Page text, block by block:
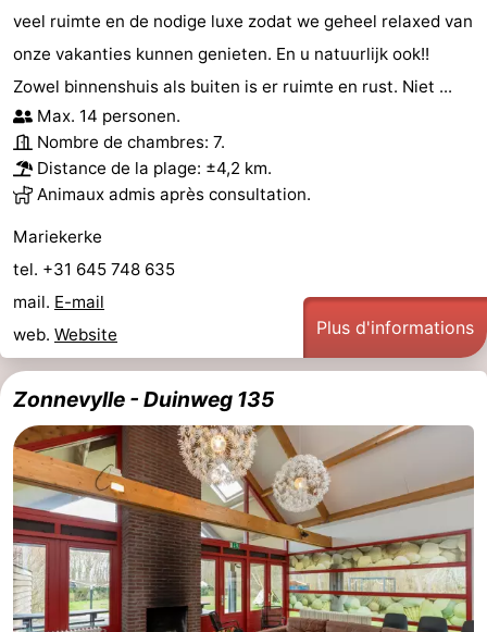
-
De
Zandput
-
Duinzicht
-
Joossesweg
-
Kustlicht
-
Meerpaal
-
Strandcamping
Valkenisse
-
Zee,
Bos
en
Duin
Hôtels
Last
minutes
Plages
Voir
et
faire
Lieux
d'intérêt
-
veel ruimte en de nodige luxe zodat we geheel relaxed van
onze vakanties kunnen genieten. En u natuurlijk ook!!
Zowel binnenshuis als buiten is er ruimte en rust. Niet ...
Max. 14 personen.
Nombre de chambres: 7.
Distance de la plage: ±4,2 km.
Animaux admis après consultation.
Mariekerke
tel. +31 645 748 635
mail. E-mail
web. Website Plus d'informations
Zonnevylle - Duinweg 135